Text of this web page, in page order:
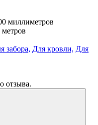
миллиметров
метров
забора, Для кровли, Для
отзыва.